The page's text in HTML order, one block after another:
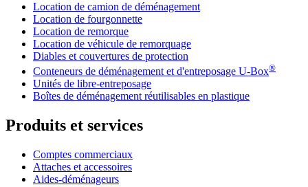
Location de camion de déménagement
Location de fourgonnette
Location de remorque
Location de véhicule de remorquage
Diables et couvertures de protection
Conteneurs de déménagement et d'entreposage U-Box®
Unités de libre-entreposage
Boîtes de déménagement réutilisables en plastique
Produits et services
Comptes commerciaux
Attaches et accessoires
Aides-déménageurs